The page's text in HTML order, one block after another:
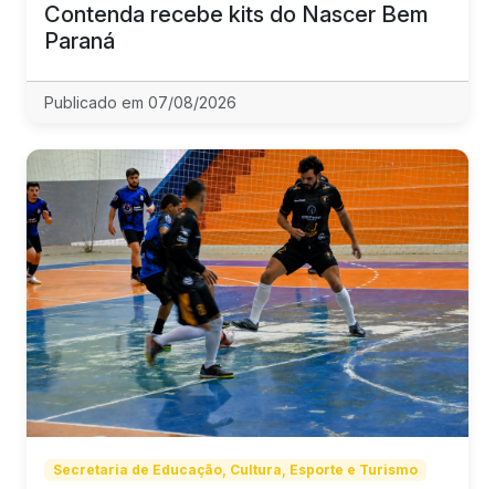
Contenda recebe kits do Nascer Bem
Paraná
Publicado em 07/08/2026
Secretaria de Educação, Cultura, Esporte e Turismo